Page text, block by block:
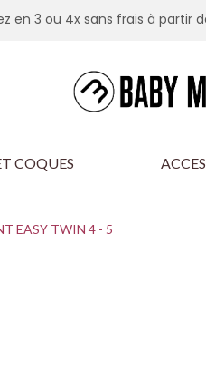
en 3 ou 4x sans frais à partir
COQUES
EASY TWIN 4 - 5